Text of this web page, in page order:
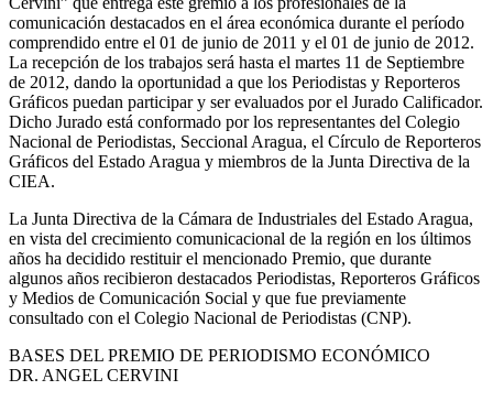
comunicación destacados en el área económica durante el período
comprendido entre el 01 de junio de 2011 y el 01 de junio de 2012.
La recepción de los trabajos será hasta el martes 11 de Septiembre
de 2012, dando la oportunidad a que los Periodistas y Reporteros
Gráficos puedan participar y ser evaluados por el Jurado Calificador.
Dicho Jurado está conformado por los representantes del Colegio
Nacional de Periodistas, Seccional Aragua, el Círculo de Reporteros
Gráficos del Estado Aragua y miembros de la Junta Directiva de la
CIEA.
La Junta Directiva de la Cámara de Industriales del Estado Aragua,
en vista del crecimiento comunicacional de la región en los últimos
años ha decidido restituir el mencionado Premio, que durante
algunos años recibieron destacados Periodistas, Reporteros Gráficos
y Medios de Comunicación Social y que fue previamente
consultado con el Colegio Nacional de Periodistas (CNP).
BASES DEL PREMIO DE PERIODISMO ECONÓMICO
DR. ANGEL CERVINI